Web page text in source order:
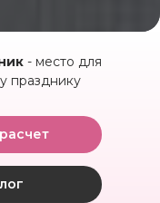
- место для
празднику